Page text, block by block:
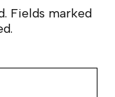
Fields marked